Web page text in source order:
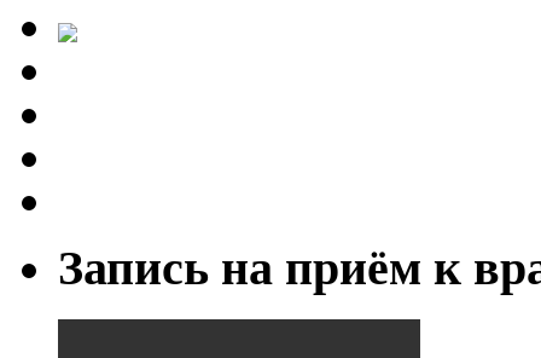
Запись на приём к